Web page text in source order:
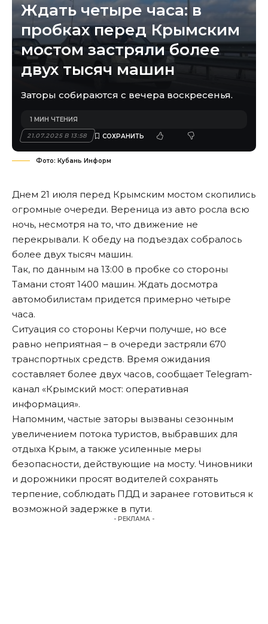
Ждать четыре часа: в
пробках перед Крымским
мостом застряли более
двух тысяч машин
Заторы собираются с вечера воскресенья.
21.07.2025 В 13:58
1 МИН ЧТЕНИЯ
Фото: Кубань Информ
Днем 21 июля перед Крымским мостом скопились
огромные очереди. Вереница из авто росла всю
ночь, несмотря на то, что движение не
перекрывали. К обеду на подъездах собралось
более двух тысяч машин.
Так, по данным на 13:00 в пробке со стороны
Тамани стоят 1400 машин. Ждать досмотра
автомобилистам придется примерно четыре
часа.
Ситуация со стороны Керчи получше, но все
равно неприятная – в очереди застряли 670
транспортных средств. Время ожидания
составляет более двух часов, сообщает Telegram-
канал «Крымский мост: оперативная
информация».
Напомним, частые заторы вызваны сезонным
увеличением потока туристов, выбравших для
отдыха Крым, а также усиленные меры
безопасности, действующие на мосту. Чиновники
и дорожники просят водителей сохранять
терпение, соблюдать ПДД и заранее готовиться к
возможной задержке в пути.
- РЕКЛАМА -